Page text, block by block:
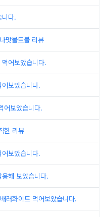
니다.
맛몰트볼 리뷰
어보았습니다.
보았습니다.
어보았습니다.
한 리뷰
보았습니다.
해 보았습니다.
러화이트 먹어보았습니다.